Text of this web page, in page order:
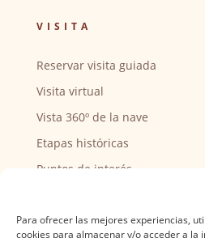
Para ofrecer las mejores experiencias,
cookies para almacenar y/o acceder a la
VISITA
Reservar visita guiada
Visita virtual
Vista 360º de la nave
Etapas históricas
Puntos de interés